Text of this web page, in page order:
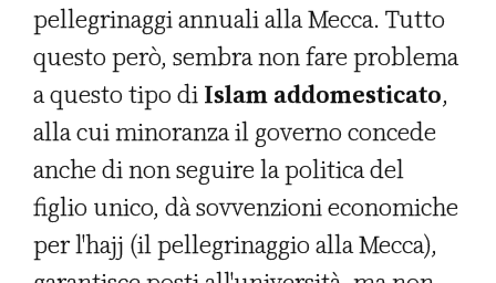
pellegrinaggi annuali alla Mecca. Tutto
questo però, sembra non fare problema
a questo tipo di Islam addomesticato,
alla cui minoranza il governo concede
anche di non seguire la politica del
figlio unico, dà sovvenzioni economiche
per l'hajj (il pellegrinaggio alla Mecca),